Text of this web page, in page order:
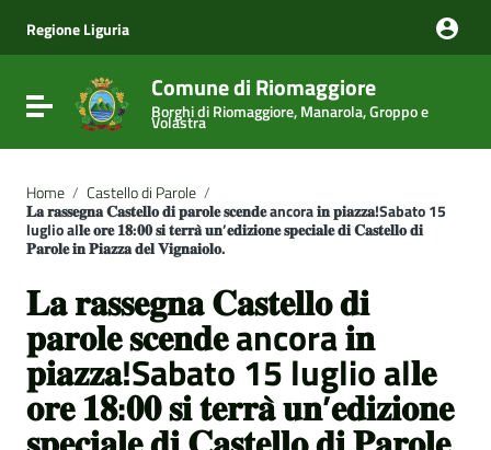
Vai al menu di navigazione
Vai al footer
Regione Liguria
Attiva / disattiva la navigazione
Comune di Riomaggiore
Borghi di Riomaggiore, Manarola, Groppo e
Volastra
Home / Castello di Parole /
𝐋𝐚 𝐫𝐚𝐬𝐬𝐞𝐠𝐧𝐚 𝐂𝐚𝐬𝐭𝐞𝐥𝐥𝐨 𝐝𝐢 𝐩𝐚𝐫𝐨𝐥𝐞 𝐬𝐜𝐞𝐧𝐝𝐞 ancora 𝐢𝐧 𝐩𝐢𝐚𝐳𝐳𝐚!Sabato 15
luglio al𝐥𝐞 𝐨𝐫𝐞 𝟏𝟖:𝟎𝟎 𝐬𝐢 𝐭𝐞𝐫𝐫𝐚̀ 𝐮𝐧’𝐞𝐝𝐢𝐳𝐢𝐨𝐧𝐞 𝐬𝐩𝐞𝐜𝐢𝐚𝐥𝐞 𝐝𝐢 𝐂𝐚𝐬𝐭𝐞𝐥𝐥𝐨 𝐝𝐢
𝐏𝐚𝐫𝐨𝐥𝐞 𝐢𝐧 𝐏𝐢𝐚𝐳𝐳𝐚 𝐝𝐞𝐥 𝐕𝐢𝐠𝐧𝐚𝐢𝐨𝐥𝐨.
𝐋𝐚 𝐫𝐚𝐬𝐬𝐞𝐠𝐧𝐚 𝐂𝐚𝐬𝐭𝐞𝐥𝐥𝐨 𝐝𝐢
𝐩𝐚𝐫𝐨𝐥𝐞 𝐬𝐜𝐞𝐧𝐝𝐞 ancora 𝐢𝐧
𝐩𝐢𝐚𝐳𝐳𝐚!Sabato 15 luglio al𝐥𝐞
𝐨𝐫𝐞 𝟏𝟖:𝟎𝟎 𝐬𝐢 𝐭𝐞𝐫𝐫𝐚̀ 𝐮𝐧’𝐞𝐝𝐢𝐳𝐢𝐨𝐧𝐞